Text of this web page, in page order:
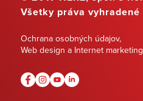
Všetky práva vyhradené
Ochrana osobných údajov,
Web design a Internet marketing